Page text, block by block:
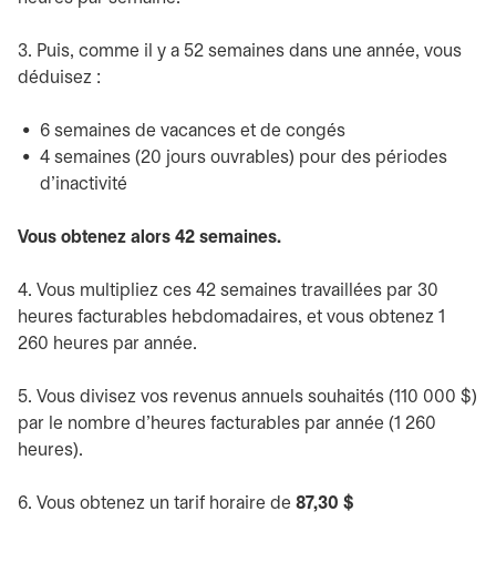
3. Puis, comme il y a 52 semaines dans une année, vous
déduisez :
6 semaines de vacances et de congés
4 semaines (20 jours ouvrables) pour des périodes
d’inactivité
Vous obtenez alors 42 semaines.
4. Vous multipliez ces 42 semaines travaillées par 30
heures facturables hebdomadaires, et vous obtenez 1
260 heures par année.
5. Vous divisez vos revenus annuels souhaités (110 000 $)
par le nombre d’heures facturables par année (1 260
heures).
6. Vous obtenez un tarif horaire de 87,30 $